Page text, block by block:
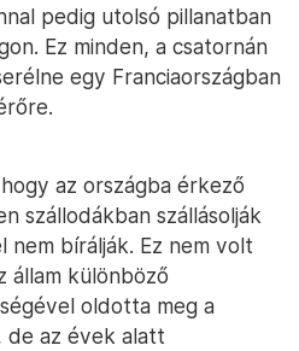
pedig utolsó pillanatban
Ez minden, a csatornán
egy Franciaországban
az országba érkező
szállodákban szállásolják
nem bírálják. Ez nem volt
állam különböző
oldotta meg a
de az évek alatt